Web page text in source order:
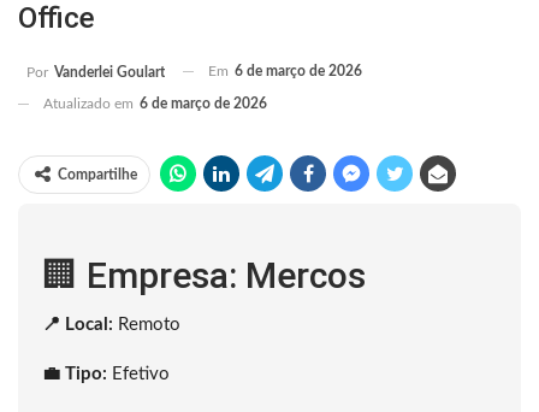
Office
Por Vanderlei Goulart Em 6 de março de 2026
Atualizado em 6 de março de 2026
Compartilhe
🏢 Empresa: Mercos
📍 Local: Remoto
💼 Tipo: Efetivo